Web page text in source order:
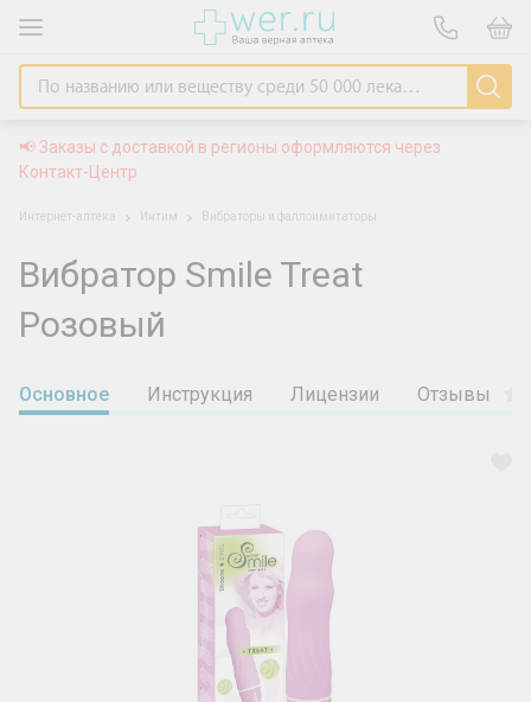
📢 Заказы с доставкой в регионы оформляются через
Контакт-Центр
Интернет-аптека Интим Вибраторы и фаллоимитаторы
Вибратор Smile Treat
Розовый
Основное Инструкция Лицензии Отзывы